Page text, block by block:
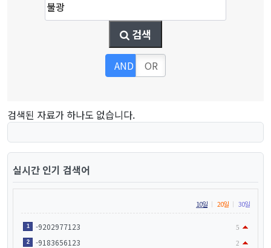
검색
AND OR
검색된 자료가 하나도 없습니다.
실시간 인기 검색어
10일 20일 30일
1 -9202977123 5
2 -9183656123 2